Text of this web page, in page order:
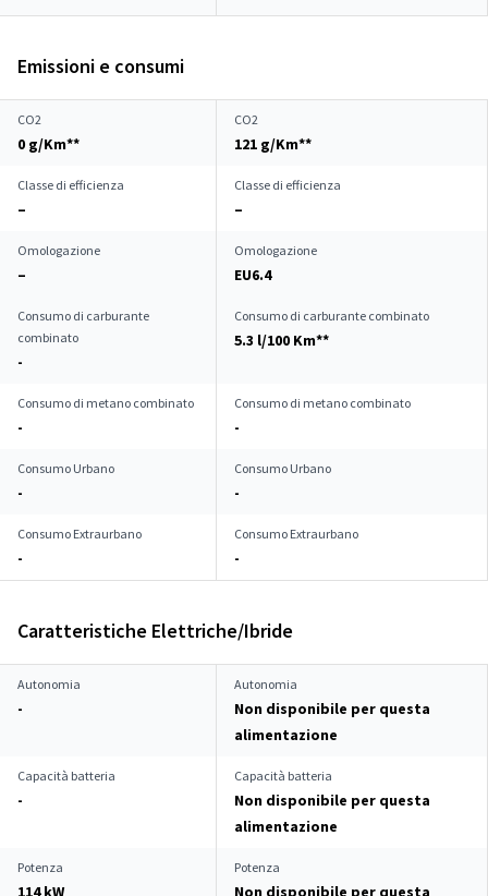
Emissioni e consumi
CO2
0 g/Km**
CO2
121 g/Km**
Classe di efficienza
–
Classe di efficienza
–
Omologazione
–
Omologazione
EU6.4
Consumo di carburante
combinato
-
Consumo di carburante combinato
5.3 l/100 Km**
Consumo di metano combinato
-
Consumo di metano combinato
-
Consumo Urbano
-
Consumo Urbano
-
Consumo Extraurbano
-
Consumo Extraurbano
-
Caratteristiche Elettriche/Ibride
Autonomia
-
Autonomia
Non disponibile per questa
alimentazione
Capacità batteria
-
Capacità batteria
Non disponibile per questa
alimentazione
Potenza
114 kW
Potenza
Non disponibile per questa